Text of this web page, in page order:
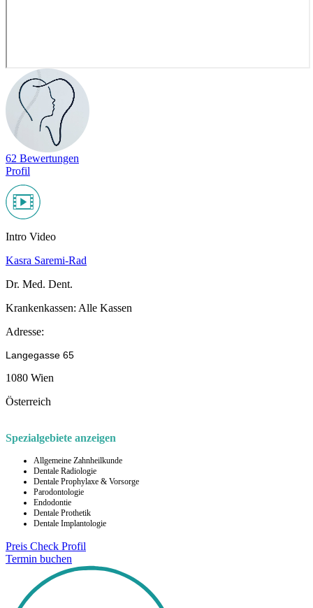
62 Bewertungen
Profil
Intro Video
Kasra Saremi-Rad
Dr. Med. Dent.
Krankenkassen: Alle Kassen
Adresse:
Langegasse 65
1080 Wien
Österreich
Spezialgebiete anzeigen
Allgemeine Zahnheilkunde
Dentale Radiologie
Dentale Prophylaxe & Vorsorge
Parodontologie
Endodontie
Dentale Prothetik
Dentale Implantologie
Preis Check Profil
Termin buchen